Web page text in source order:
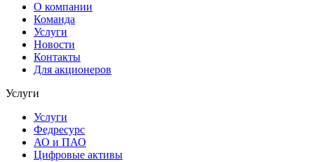
О компании
Команда
Услуги
Новости
Контакты
Для акционеров
Услуги
Услуги
Федресурс
АО и ПАО
Цифровые активы